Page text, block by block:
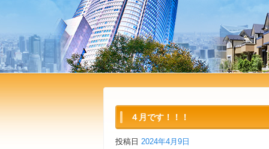
４月です！！！
投稿日 2024年4月9日